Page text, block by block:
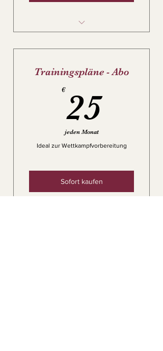
Trainingspläne - Abo
€2525€
jeden Monat
Ideal zur Wettkampfvorbereitung
Sofort kaufen